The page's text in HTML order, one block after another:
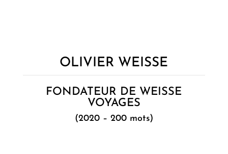
OLIVIER WEISSE
FONDATEUR DE WEISSE
VOYAGES
(2020 – 200 mots)